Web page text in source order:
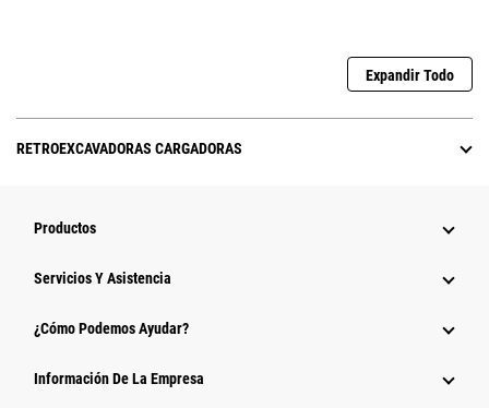
Expandir Todo
RETROEXCAVADORAS CARGADORAS
Productos
Servicios Y Asistencia
¿Cómo Podemos Ayudar?
Información De La Empresa